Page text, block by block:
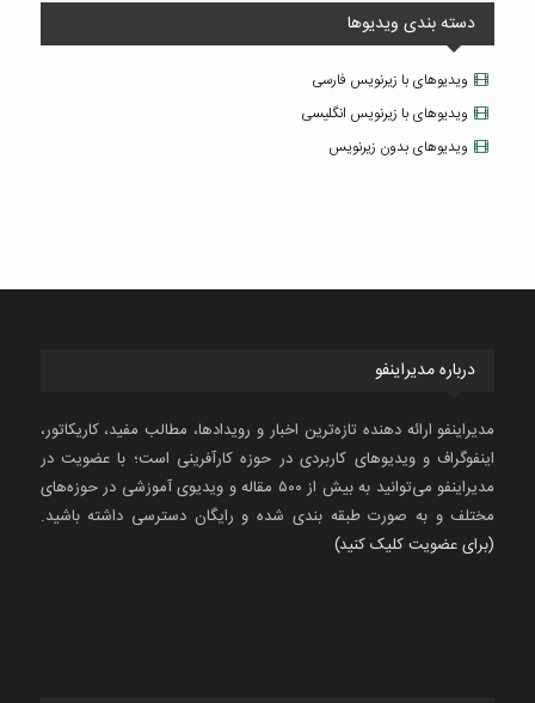
دسته بندی ویدیوها
ویدیوهای با زیرنویس فارسی
ویدیوهای با زیرنویس انگلیسی
ویدیوهای بدون زیرنویس
درباره مدیراینفو
مدیراینفو ارائه دهنده تازه‌ترین اخبار و رویدادها، مطالب مفید، کاریکاتور،
اینفوگراف و ویدیوهای کاربردی در حوزه کارآفرینی است؛ با عضویت در
مدیراینفو می‌توانید به بیش از ۵۰۰ مقاله و ویدیوی آموزشی در حوزه‌های
مختلف و به صورت طبقه بندی شده و رایگان دسترسی داشته باشید.
(برای عضویت کلیک کنید)